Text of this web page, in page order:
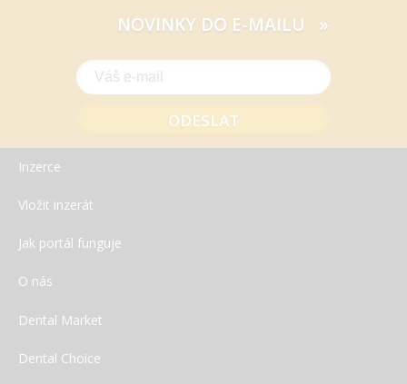
NOVINKY DO E-MAILU »
Inzerce
Vložit inzerát
Jak portál funguje
O nás
Dental Market
Dental Choice